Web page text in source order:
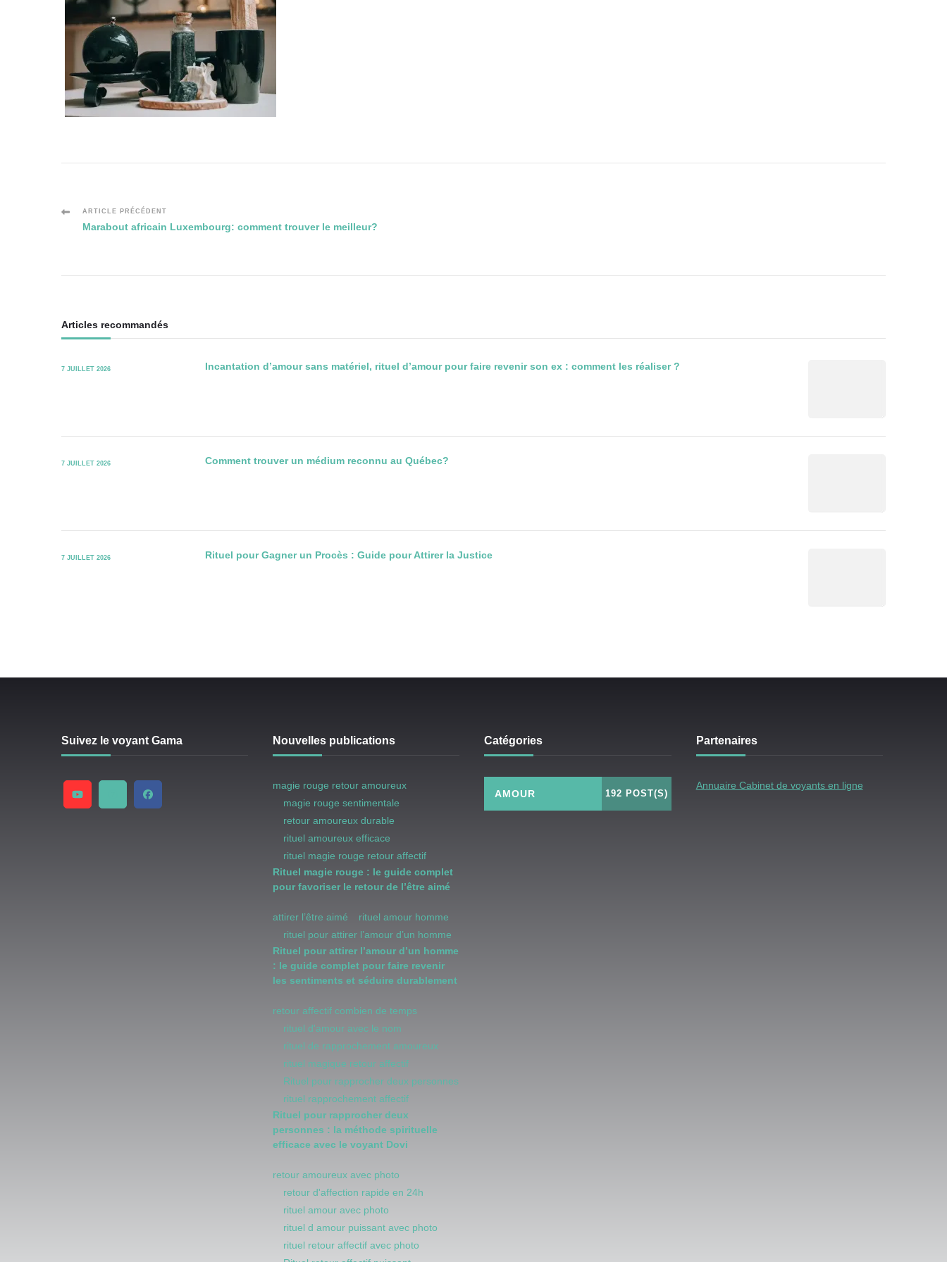
Navigation
articles
ARTICLE PRÉCÉDENT
Marabout africain Luxembourg: comment trouver le meilleur?
Articles recommandés
7 JUILLET 2026 Incantation d’amour sans matériel, rituel d’amour pour faire revenir son ex : comment les réaliser ?
7 JUILLET 2026 Comment trouver un médium reconnu au Québec?
7 JUILLET 2026 Rituel pour Gagner un Procès : Guide pour Attirer la Justice
Suivez le voyant Gama Nouvelles publications
magie rouge retour amoureux
magie rouge sentimentale
retour amoureux durable
rituel amoureux efficace
rituel magie rouge retour affectif
Rituel magie rouge : le guide complet
pour favoriser le retour de l’être aimé
attirer l’être aimé
rituel amour homme
rituel pour attirer l’amour d’un homme
Rituel pour attirer l’amour d’un homme
: le guide complet pour faire revenir
les sentiments et séduire durablement
retour affectif combien de temps
rituel d'amour avec le nom
rituel de rapprochement amoureux
rituel magique retour affectif
Rituel pour rapprocher deux personnes
rituel rapprochement affectif
Rituel pour rapprocher deux
personnes : la méthode spirituelle
efficace avec le voyant Dovi
retour amoureux avec photo
retour d'affection rapide en 24h
rituel amour avec photo
rituel d amour puissant avec photo
rituel retour affectif avec photo
Catégories
AMOUR 192 POST(S)
Partenaires
Annuaire Cabinet de voyants en ligne